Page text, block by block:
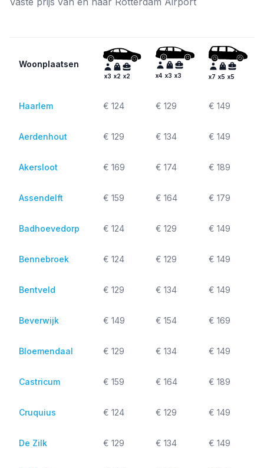
Woonplaatsen
x3 x2 x2 x4 x3 x3 x7 x5 x5
Haarlem € 124 € 129 € 149
Aerdenhout € 129 € 134 € 149
Akersloot € 169 € 174 € 189
Assendelft € 159 € 164 € 179
Badhoevedorp € 124 € 129 € 149
Bennebroek € 124 € 129 € 149
Bentveld € 129 € 134 € 149
Beverwijk € 149 € 154 € 169
Bloemendaal € 129 € 134 € 149
Castricum € 159 € 164 € 189
Cruquius € 124 € 129 € 149
De Zilk € 129 € 134 € 149